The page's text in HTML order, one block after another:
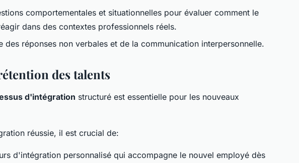
comportementales et situationnelles pour évaluer comment le
dans des contextes professionnels réels.
des réponses non verbales et de la communication interpersonnelle.
des talents
d'intégration structuré est essentielle pour les nouveaux
réussie, il est crucial de:
d'intégration personnalisé qui accompagne le nouvel employé dès